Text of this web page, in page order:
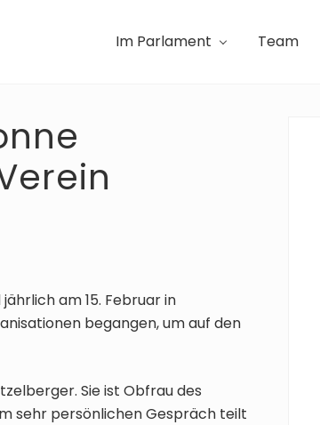
Im Parlament Team
am 15. Februar in
begangen, um auf den
Sie ist Obfrau des
sehr persönlichen Gespräch teilt